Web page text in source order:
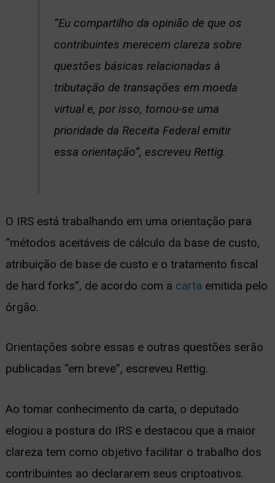
“Eu compartilho da opinião de que os
contribuintes merecem clareza sobre
questões básicas relacionadas à
tributação de transações em moeda
virtual e, por isso, tornou-se uma
prioridade da Receita Federal emitir
essa orientação”, escreveu Rettig.
O IRS está trabalhando em uma orientação para
“métodos aceitáveis de cálculo da base de custo,
atribuição de base de custo e o tratamento fiscal
de hard forks”, de acordo com a carta emitida pelo
órgão.
Orientações sobre essas e outras questões serão
publicadas “em breve”, escreveu Rettig.
Ao tomar conhecimento da carta, o deputado
elogiou a postura do IRS e destacou que a maior
clareza tem como objetivo facilitar o trabalho dos
contribuintes ao declararem seus criptoativos.